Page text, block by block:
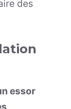
des
essor